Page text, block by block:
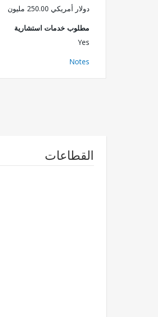
دولار أمريكي 250.00 مليون
مطلوب خدمات استشارية
Yes
Notes
القطاعات